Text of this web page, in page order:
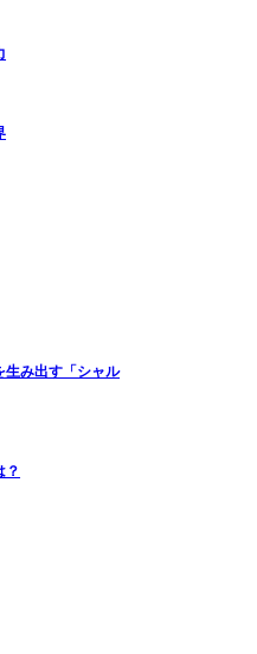
生み出す「シャル
？